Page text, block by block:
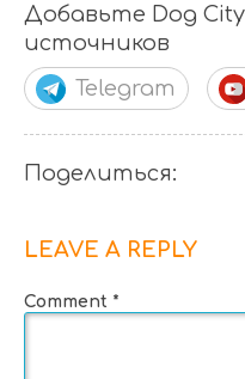
Добавьте Dog
источников
Telegram
Поделиться:
LEAVE A REPLY
Comment *